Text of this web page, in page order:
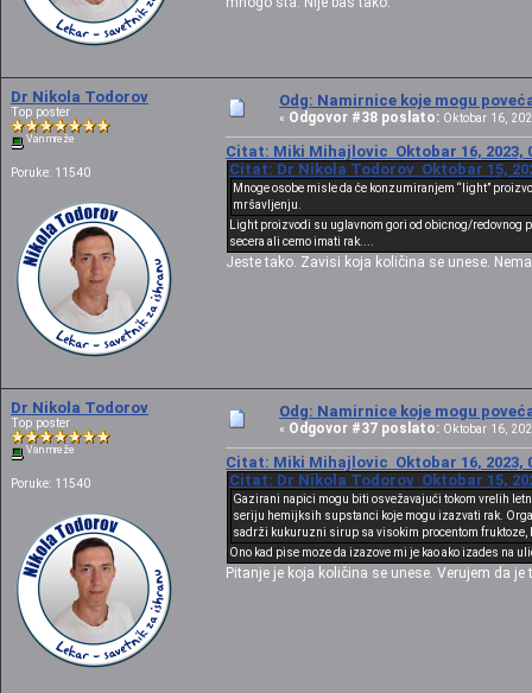
Dr Nikola Todorov
Top poster
Van mreže
Poruke: 11540
Odg: Namirnice koje mogu
« Odgovor #38 poslato: Oktobar 16,
Citat: Miki Mihajlovic Oktobar 16, 2023,
Citat: Dr Nikola Todorov Oktobar 15,
Mnoge osobe misle da će konzumiranjem “light”
mršavljenju.
Light proizvodi su uglavnom gori od obicnog/redovnog
secera ali cemo imati rak....
Jeste tako. Zavisi koja količina se unese.
Dr Nikola Todorov
Top poster
Van mreže
Poruke: 11540
Odg: Namirnice koje mogu
« Odgovor #37 poslato: Oktobar 16,
Citat: Miki Mihajlovic Oktobar 16, 2023,
Citat: Dr Nikola Todorov Oktobar 15,
Gazirani napici mogu biti osvežavajući tokom vrelih
seriju hemijksih supstanci koje mogu izazvati rak.
sadrži kukuruzni sirup sa visokim procentom fruktoze,
Ono kad pise moze da izazove mi je kao ako izades na
Pitanje je koja količina se unese. Verujem da je